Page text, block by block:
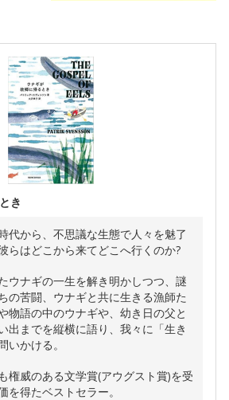
き
代から、不思議な生態で人々を魅了
らはどこから来てどこへ行くのか?
ウナギの一生を解き明かしつつ、謎
の苦闘、ウナギと共に生きる漁師た
物語の中のウナギや、幼き日の父と
出までを縦横に語り、我々に「生き
いかける。
権威のある文学賞(アウグスト賞)を受
を得たベストセラー。